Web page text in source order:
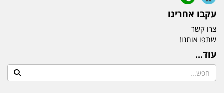
עקבו אחרינו
צרו קשר
שתפו אותנו!
עוד...